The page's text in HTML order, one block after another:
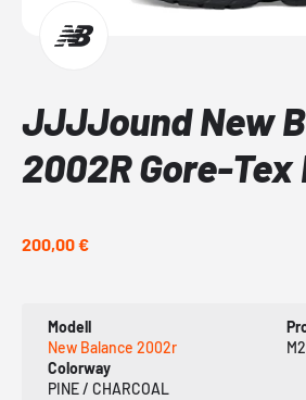
JJJJound New
2002R Gore-Tex
200,00 €
Modell
New Balance 2002r
Colorway
PINE / CHARCOAL